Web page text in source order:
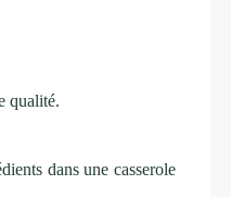
qualité.
dans une casserole